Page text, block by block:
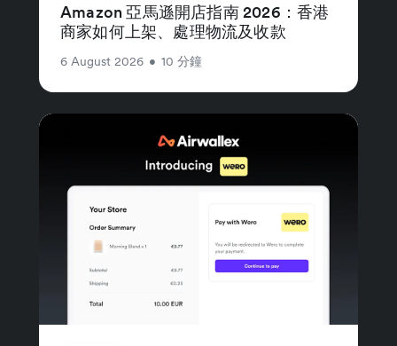
Amazon 亞馬遜開店指南 2026：香港
商家如何上架、處理物流及收款
6 August 2026 • 10 分鐘